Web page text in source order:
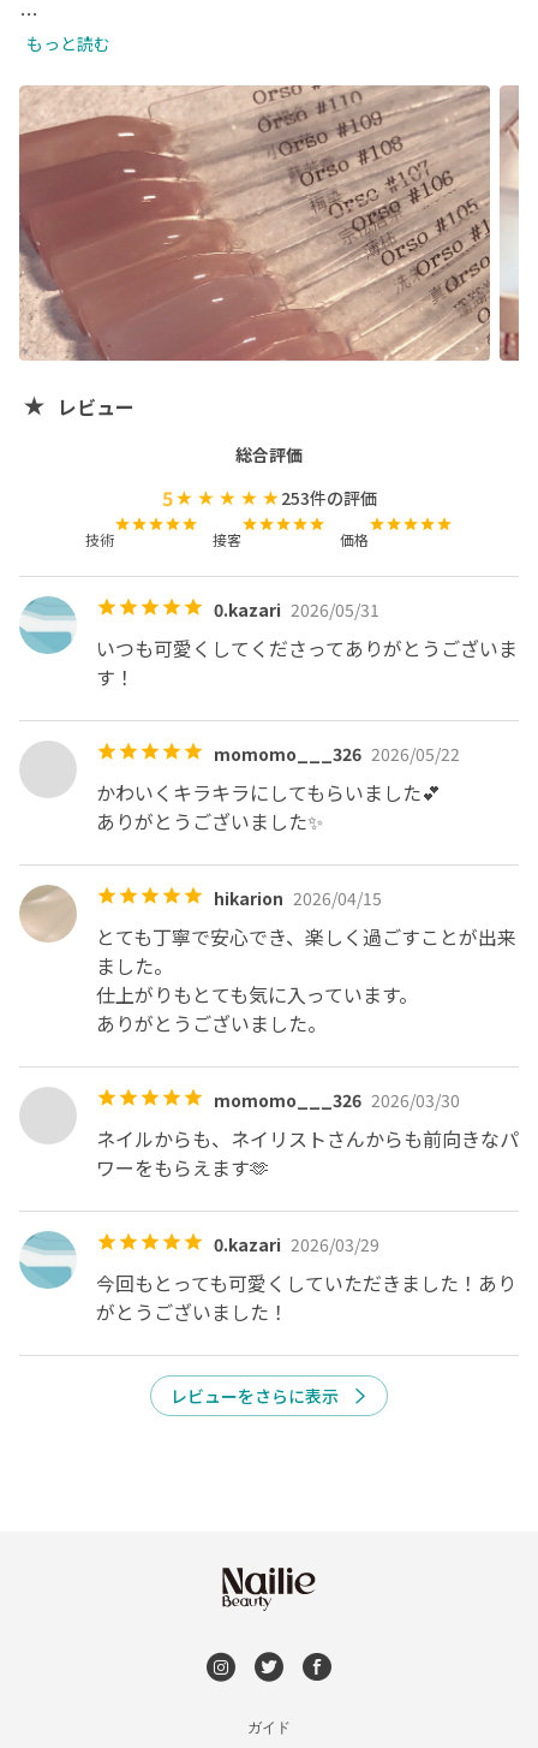
🔘ご予約に関して
えのご予約はご遠慮ください。
ご予約/キャンセルが複数回続く場合はご予約のお控えを
お願いする事が有りますのでお気をつけくださいませ。
お客様のご予定が確定してからご予約ください。
ご協力よろしくお願いします。
🔘予約枠スケジュール
当店のご予約は施術の60日前より可能です。
🔘他店さまのオフに関して
・アートジェルオフ
大きなパーツ(横幅または、縦幅が5mm以上は大きなパー
エンボスアート、その他店頭で当日別途オフ作業が必要と
ネイリストが判断したアートはオフに¥2,000-頂戴してお
ご新規さまは初回オフ無料メニューがありますが、上記ア
ートやパーツがある場合は当日の引き落とし金額に上記
¥2,000-が追加で掛かりますのでご予約の際はお気をつけ
・埋め込みアートオフ
クリスタルピクシー(小さく砕いたクリスタル粒子)、スト
ーン、シェルなどが埋め込まれたアートは
溶剤を巻き直しながら少しずつオフする施術を行っており
ます。
通常よりもお時間と技術を要しますので、お時間追加/埋
め込みアートオフ料金￥2,000-を施術1本ずつ頂戴してお
専用の溶剤でオフする為必ず事前にお申し出下さい。
また、アクリルオフの場合はオフに¥5,600-頂戴しており
ます。
ンセルとなります。ネイリーの規約上、当日キャンセルに
なってしまうとご予約料金の100%が掛かってしまいます
のでお気をつけください。
時刻変更は出来ません。
恐れ入りますが予約時間丁度にご来店くださいませ。
🔘持込デザインメニューでご予約頂く場合
や、アートパーツの取り寄せなどしっかり準備させて頂き
お客様のご希望通りの仕上がりになるよう施術させて頂い
もっと読む
レビュー
総合評価
5 253件の評価
技術 接客 価格
0.kazari 2026/05/31
いつも可愛くしてくださってありがとうございま
す！
momomo___326 2026/05/22
かわいくキラキラにしてもらいました💕
ありがとうございました✨
hikarion 2026/04/15
とても丁寧で安心でき、楽しく過ごすことが出来
ました。
仕上がりもとても気に入っています。
ありがとうございました。
momomo___326 2026/03/30
ネイルからも、ネイリストさんからも前向きなパ
ワーをもらえます🫶
0.kazari 2026/03/29
今回もとっても可愛くしていただきました！あり
がとうございました！
レビューをさらに表示
ガイド